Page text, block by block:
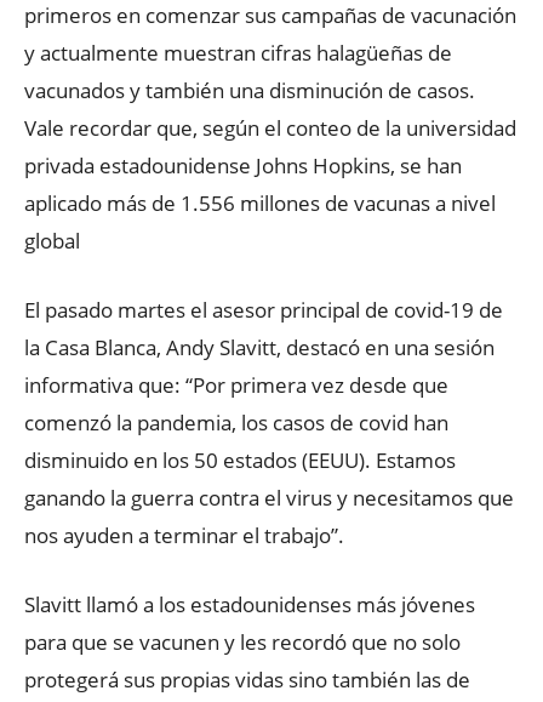
primeros en comenzar sus campañas de vacunación
y actualmente muestran cifras halagüeñas de
vacunados y también una disminución de casos.
Vale recordar que, según el conteo de la universidad
privada estadounidense Johns Hopkins, se han
aplicado más de 1.556 millones de vacunas a nivel
global
El pasado martes el asesor principal de covid-19 de
la Casa Blanca, Andy Slavitt, destacó en una sesión
informativa que: “Por primera vez desde que
comenzó la pandemia, los casos de covid han
disminuido en los 50 estados (EEUU). Estamos
ganando la guerra contra el virus y necesitamos que
nos ayuden a terminar el trabajo”.
Slavitt llamó a los estadounidenses más jóvenes
para que se vacunen y les recordó que no solo
protegerá sus propias vidas sino también las de